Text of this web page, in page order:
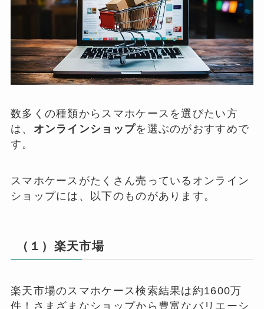
数多くの種類からスマホケースを選びたい方
は、 オンラインショップを選ぶのがおすすめで
す。
スマホケースがたくさん売っているオンライン
ショップには、以下のものがあります。
（１）楽天市場
楽天市場のスマホケース検索結果は約1600万
件！さまざまなショップから豊富なバリエーシ